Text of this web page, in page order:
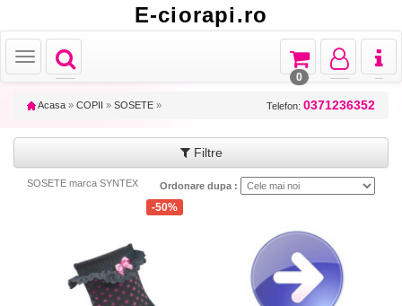
E-ciorapi.ro
Toggle
navigation
Toggle
Toggle
navigation
Toggle
navigation
Toggle
navigation
0
Acasa » COPII » SOSETE » Telefon: 0371236352
Filtre
SOSETE marca SYNTEX Ordonare dupa :
-50%